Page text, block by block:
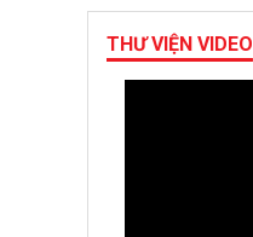
THƯ VIỆN VIDEO